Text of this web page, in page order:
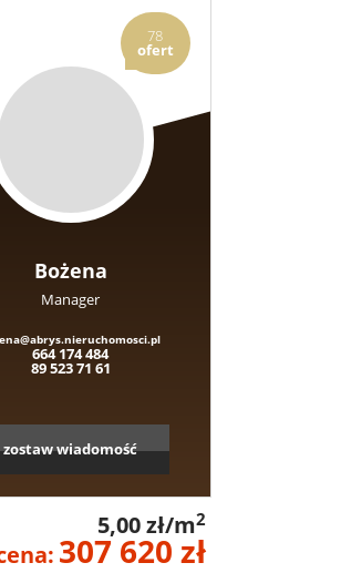
78
ofert
Bożena
Manager
664 174 484
89 523 71 61
zostaw wiadomość
5,00 zł/m2
307 620 zł